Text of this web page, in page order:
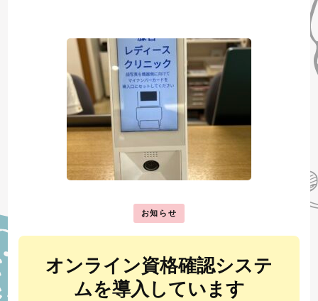
お知らせ
オンライン資格確認システ
ムを導入しています